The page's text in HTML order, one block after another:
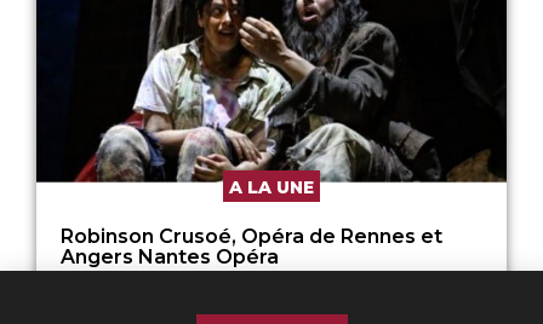
A LA UNE
Robinson Crusoé, Opéra de Rennes et
Angers Nantes Opéra